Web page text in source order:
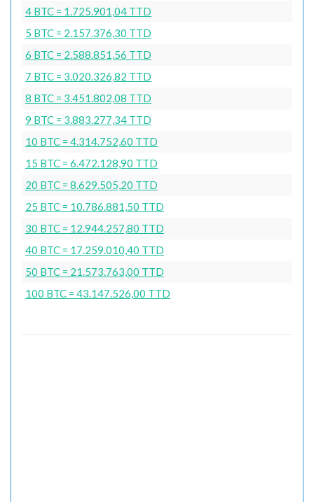
4 BTC = 1.725.901,04 TTD
5 BTC = 2.157.376,30 TTD
6 BTC = 2.588.851,56 TTD
7 BTC = 3.020.326,82 TTD
8 BTC = 3.451.802,08 TTD
9 BTC = 3.883.277,34 TTD
10 BTC = 4.314.752,60 TTD
15 BTC = 6.472.128,90 TTD
20 BTC = 8.629.505,20 TTD
25 BTC = 10.786.881,50 TTD
30 BTC = 12.944.257,80 TTD
40 BTC = 17.259.010,40 TTD
50 BTC = 21.573.763,00 TTD
100 BTC = 43.147.526,00 TTD